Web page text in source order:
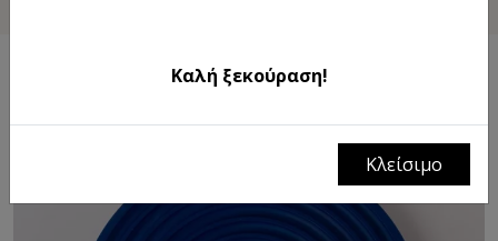
Καλή ξεκούραση!
Κλείσιμο